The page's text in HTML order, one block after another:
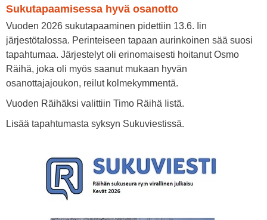
Sukutapaamisessa hyvä osanotto
Vuoden 2026 sukutapaaminen pidettiin 13.6. Iin
järjestötalossa. Perinteiseen tapaan aurinkoinen sää suosi
tapahtumaa. Järjestelyt oli erinomaisesti hoitanut Osmo
Räihä, joka oli myös saanut mukaan hyvän
osanottajajoukon, reilut kolmekymmentä.
Vuoden Räihäksi valittiin Timo Räihä Iistä.
Lisää tapahtumasta syksyn Sukuviestissä.